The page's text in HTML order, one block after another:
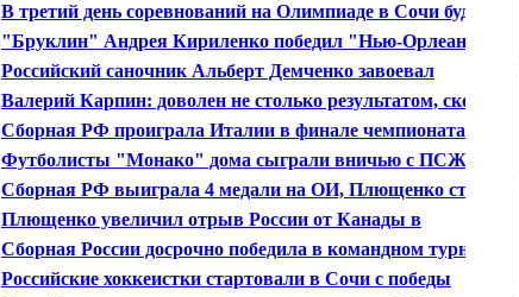
В третий день соревнований на Олимпиаде в Сочи будет
разыграно пять комплектов медалей
"Бруклин" Андрея Кириленко победил "Нью-Орлеан" в
матче чемпионата НБА
Российский саночник Альберт Демченко завоевал
серебряную медаль Олимпийских игр в Сочи
Валерий Карпин: доволен не столько результатом, сколько
молодыми футболистами "Спартака"
Сборная РФ проиграла Италии в финале чемпионата
Европы по мини-футболу
Футболисты "Монако" дома сыграли вничью с ПСЖ в
матче чемпионата Франции
Сборная РФ выиграла 4 медали на ОИ, Плющенко стал
двукратным чемпионом
Плющенко увеличил отрыв России от Канады в
командном турнире Игр-2014
Сборная России досрочно победила в командном турнире
фигуристов на ОИ
Российские хоккеистки стартовали в Сочи с победы